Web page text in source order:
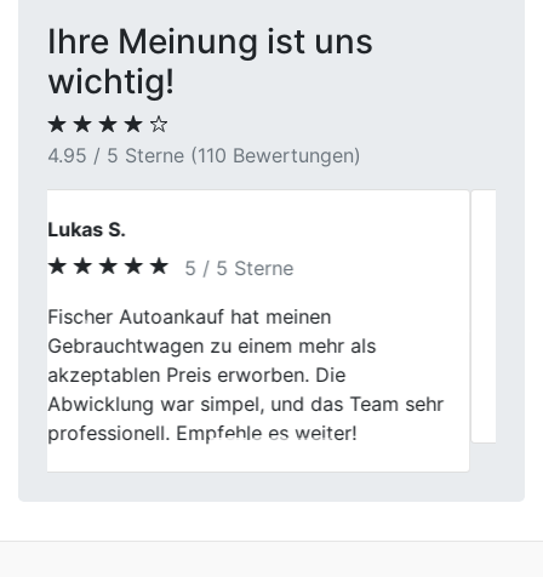
Ihre Meinung ist uns
wichtig!
4.95 / 5 Sterne (110 Bewertungen)
Sabine K.
5 / 5 Sterne
Ich habe mein Auto nach Ablauf des
Leasings abgegeben. Bewertung und
Übergabe erfolgten sachlich und
professionell.
Previous